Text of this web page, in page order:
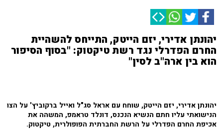
יהונתן אדירי, יזם הייטק, התייחס להשהיית
החרם הפדרלי נגד רשת טיקטוק: "בסוף הסיפור
הוא בין ארה"ב לסין"
יהונתן אדירי, יזם הייטק, שוחח עם אראל סג"ל ואייל ברקוביץ' על הצו
הנישואתי עליו חתם הנשיא הנכנס, דונלד טראמפ, המשהה את
אכיפת החרם הפדרלי על הרשת החברתית הפופולרית, טיקטוק.